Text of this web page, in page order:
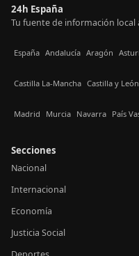
24h España
Tu fuente de información local
España Andalucía Aragón
Castilla La-Mancha Castilla y León
Madrid Murcia Navarra País
Secciones
Nacional
Internacional
Economía
Justicia Social